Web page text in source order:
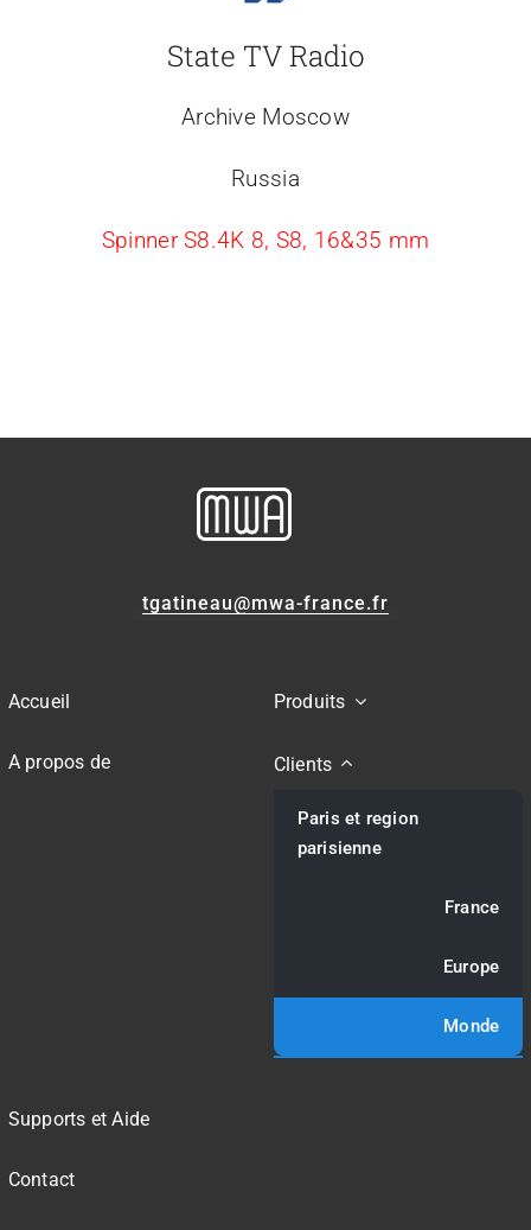
State TV Radio
Archive Moscow
Russia
Spinner S8.4K 8, S8, 16&35 mm
tgatineau@mwa-france.fr
Accueil
A propos de
Produits
Clients
Paris et region
parisienne
France
Europe
Monde
Supports et Aide
Contact